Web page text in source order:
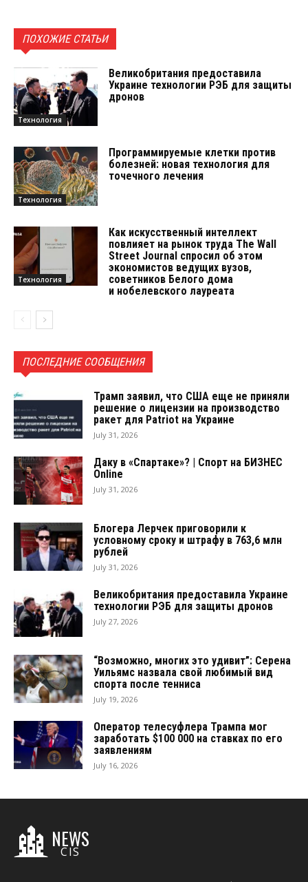
ПОХОЖИЕ СТАТЬИ
Технология
Великобритания предоставила
Украине технологии РЭБ для защиты
дронов
Технология
Программируемые клетки против
болезней: новая технология для
точечного лечения
Технология
Как искусственный интеллект
повлияет на рынок труда The Wall
Street Journal спросил об этом
экономистов ведущих вузов,
советников Белого дома
и нобелевского лауреата
ПОСЛЕДНИЕ СООБЩЕНИЯ
Трамп заявил, что США еще не приняли
решение о лицензии на производство
ракет для Patriot на Украине
July 31, 2026
Даку в «Спартаке»? | Спорт на БИЗНЕС
Online
July 31, 2026
Блогера Лерчек приговорили к
условному сроку и штрафу в 763,6 млн
рублей
July 31, 2026
Великобритания предоставила Украине
технологии РЭБ для защиты дронов
July 27, 2026
“Возможно, многих это удивит”: Серена
Уильямс назвала свой любимый вид
спорта после тенниса
July 19, 2026
Оператор телесуфлера Трампа мог
заработать $100 000 на ставках по его
заявлениям
July 16, 2026
NEWS
CIS